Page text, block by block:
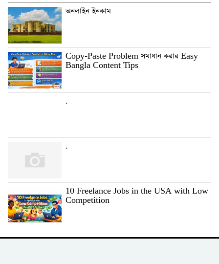
অনলাইন ইনকাম
Copy-Paste Problem সমাধান করার Easy
Bangla Content Tips
.
.
10 Freelance Jobs in the USA with Low
Competition